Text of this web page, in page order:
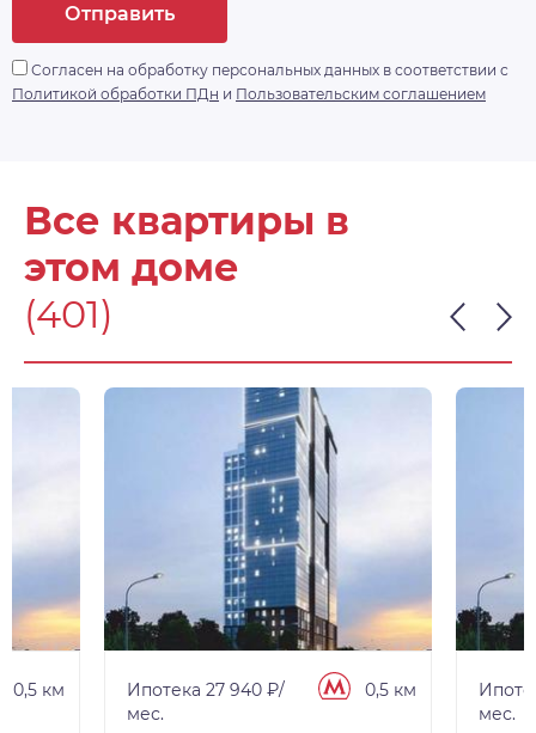
Отправить
Согласен на обработку персональных данных в соответствии с
Политикой обработки ПДн и Пользовательским соглашением
Все квартиры в
этом доме
(401)
0,5 км
Ипотека 27 940 ₽/
мес.
0,5 км
мес.